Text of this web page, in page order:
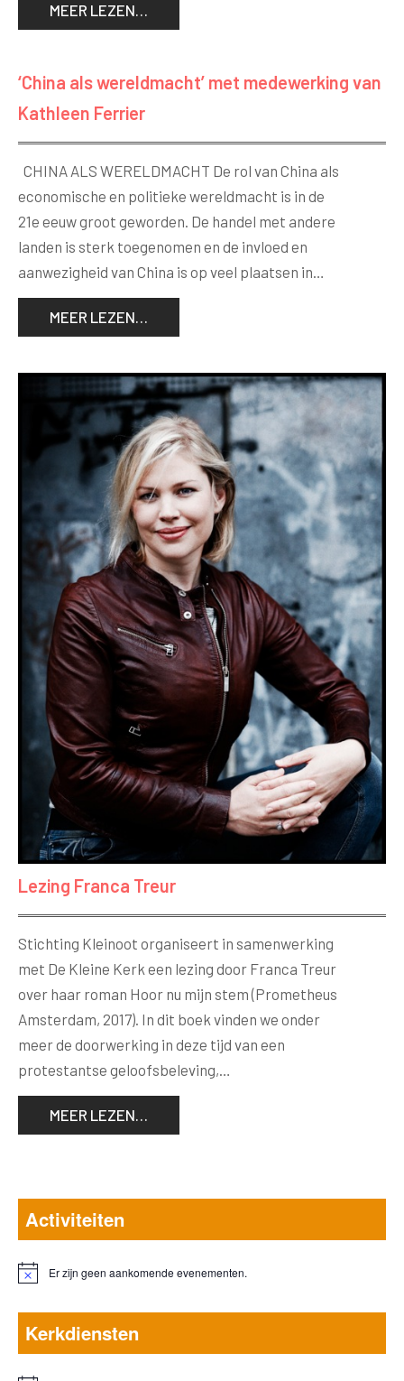
MEER LEZEN…
‘China als wereldmacht’ met medewerking van
Kathleen Ferrier
CHINA ALS WERELDMACHT De rol van China als
economische en politieke wereldmacht is in de
21e eeuw groot geworden. De handel met andere
landen is sterk toegenomen en de invloed en
aanwezigheid van China is op veel plaatsen in…
MEER LEZEN…
Lezing Franca Treur
Stichting Kleinoot organiseert in samenwerking
met De Kleine Kerk een lezing door Franca Treur
over haar roman Hoor nu mijn stem (Prometheus
Amsterdam, 2017). In dit boek vinden we onder
meer de doorwerking in deze tijd van een
protestantse geloofsbeleving,…
MEER LEZEN…
Activiteiten
BerichtEr zijn geen aankomende evenementen.
Kerkdiensten